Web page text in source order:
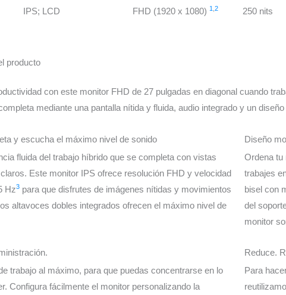
IPS; LCD
FHD (1920 x 1080)1 ,2
250 nits
producto
con este monitor FHD de 27 pulgadas en diagonal cuando
mediante una pantalla nítida y fluida, audio integrado y un
y escucha el máximo nivel de sonido
fluida del trabajo híbrido que se completa con vistas
Este monitor IPS ofrece resolución FHD y velocidad
Hz3para que disfrutes de imágenes nítidas y movimientos
altavoces dobles integrados ofrecen el máximo nivel de
Diseño
Ordena tu
trabajes
bisel con
del
monitor
trabajo al máximo, para que puedas concentrarse en lo
Configura fácilmente el monitor personalizando la
Reduce.
Para